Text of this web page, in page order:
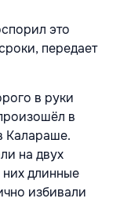
это
передает
в руки
в
Калараше.
на двух
длинные
избивали